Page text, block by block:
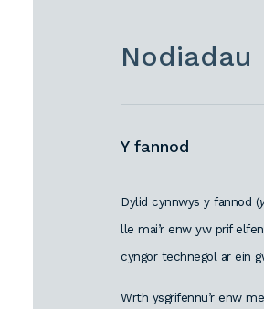
Nodiadau
Y fannod
Dylid cynnwys y fannod (
lle mai’r enw yw prif
cyngor technegol ar ein
Wrth ysgrifennu’r enw